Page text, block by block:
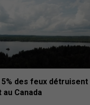
des feux détruisent
Canada